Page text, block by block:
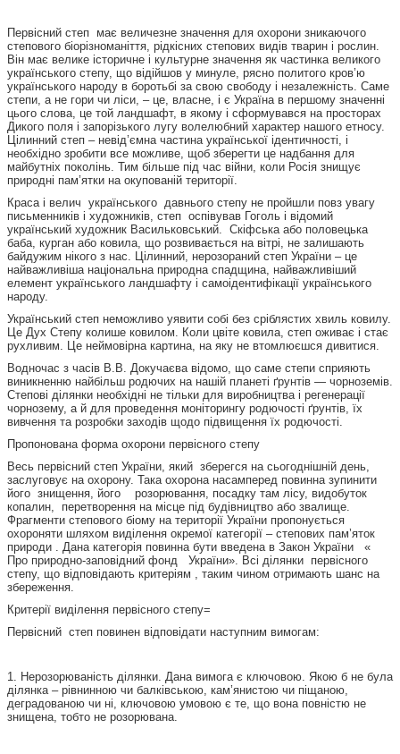
Первісний степ має величезне значення для охорони зникаючого
степового біорізноманіття, рідкісних степових видів тварин і рослин.
Він має велике історичне і культурне значення як частинка великого
українського степу, що відійшов у минуле, рясно политого кров’ю
українського народу в боротьбі за свою свободу і незалежність. Саме
степи, а не гори чи ліси, – це, власне, і є Україна в першому значенні
цього слова, це той ландшафт, в якому і сформувався на просторах
Дикого поля і запорізького лугу волелюбний характер нашого етносу.
Цілинний степ – невід’ємна частина української ідентичності, і
необхідно зробити все можливе, щоб зберегти це надбання для
майбутніх поколінь. Тим більше під час війни, коли Росія знищує
природні пам’ятки на окупованій території.
Краса і велич українського давнього степу не пройшли повз увагу
письменників і художників, степ оспівував Гоголь і відомий
український художник Васильковський. Скіфська або половецька
баба, курган або ковила, що розвивається на вітрі, не залишають
байдужим нікого з нас. Цілинний, нерозораний степ України – це
найважливіша національна природна спадщина, найважливіший
елемент українського ландшафту і самоідентифікації українського
народу.
Український степ неможливо уявити собі без сріблястих хвиль ковилу.
Це Дух Степу колише ковилом. Коли цвіте ковила, степ оживає і стає
рухливим. Це неймовірна картина, на яку не втомлюєшся дивитися.
Водночас з часів В.В. Докучаєва відомо, що саме степи сприяють
виникненню найбільш родючих на нашій планеті ґрунтів — чорноземів.
Степові ділянки необхідні не тільки для виробництва і регенерації
чорнозему, а й для проведення моніторингу родючості ґрунтів, їх
вивчення та розробки заходів щодо підвищення їх родючості.
Пропонована форма охорони первісного степу
Весь первісний степ України, який зберегся на сьогоднішній день,
заслуговує на охорону. Така охорона насамперед повинна зупинити
його знищення, його розорювання, посадку там лісу, видобуток
копалин, перетворення на місце під будівництво або звалище.
Фрагменти степового біому на території України пропонується
охороняти шляхом виділення окремої категорії – степових пам’яток
природи . Дана категорія повинна бути введена в Закон України «
Про природно-заповідний фонд України». Всі ділянки первісного
степу, що відповідають критеріям , таким чином отримають шанс на
збереження.
Критерії виділення первісного степу=
Первісний степ повинен відповідати наступним вимогам:
1. Нерозорюваність ділянки. Дана вимога є ключовою. Якою б не була
ділянка – рівнинною чи балківською, кам’янистою чи піщаною,
деградованою чи ні, ключовою умовою є те, що вона повністю не
знищена, тобто не розорювана.